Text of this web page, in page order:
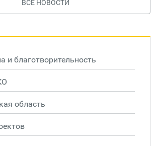
ВСЕ НОВОСТИ
и благотворительность
область